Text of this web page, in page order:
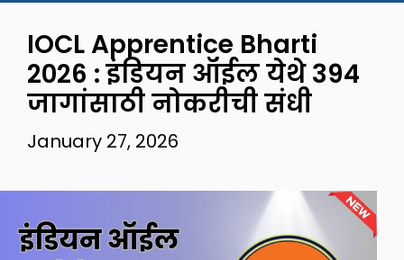
IOCL Apprentice Bharti
2026 : इंडियन ऑईल येथे 394
जागांसाठी नोकरीची संधी
January 27, 2026